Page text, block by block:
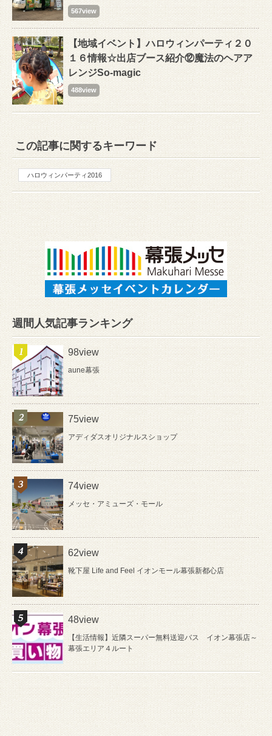
567view
【地域イベント】ハロウィンパーティ２０
１６情報☆出店ブース紹介⑫魔法のヘアア
レンジSo-magic
488view
この記事に関するキーワード
ハロウィンパーティ2016
週間人気記事ランキング
98view
aune幕張
75view
アディダスオリジナルスショップ
74view
メッセ・アミューズ・モール
62view
靴下屋 Life and Feel イオンモール幕張新都心店
48view
【生活情報】近隣スーパー無料送迎バス イオン幕張店～
幕張エリア４ルート